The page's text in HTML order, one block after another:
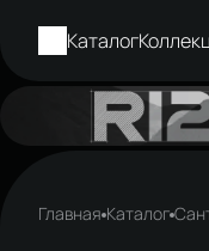
Каталог
Главная Каталог